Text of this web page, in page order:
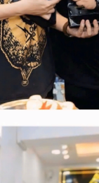
khẩu Và
ĐÃ TIN
KHẨU và